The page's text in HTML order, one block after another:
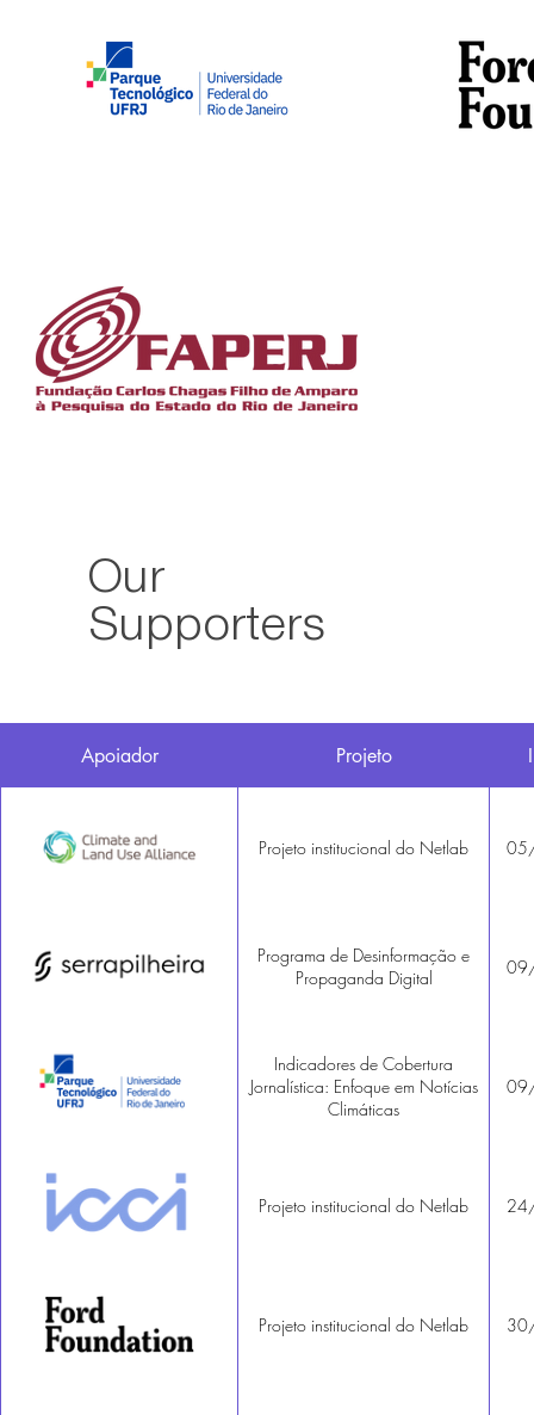
Our
Supporters
Apoiador Projeto
Projeto institucional do Netlab
Programa de Desinformação e
Propaganda Digital
Indicadores de Cobertura
Jornalística: Enfoque em Notícias
Climáticas
Projeto institucional do Netlab
Projeto institucional do Netlab